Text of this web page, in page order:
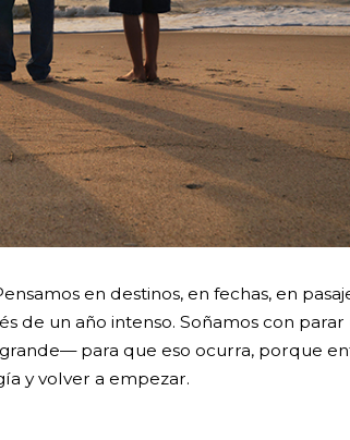
en destinos, en fechas, en
de un año intenso. Soñamos con
para que eso ocurra, porque
y volver a empezar.